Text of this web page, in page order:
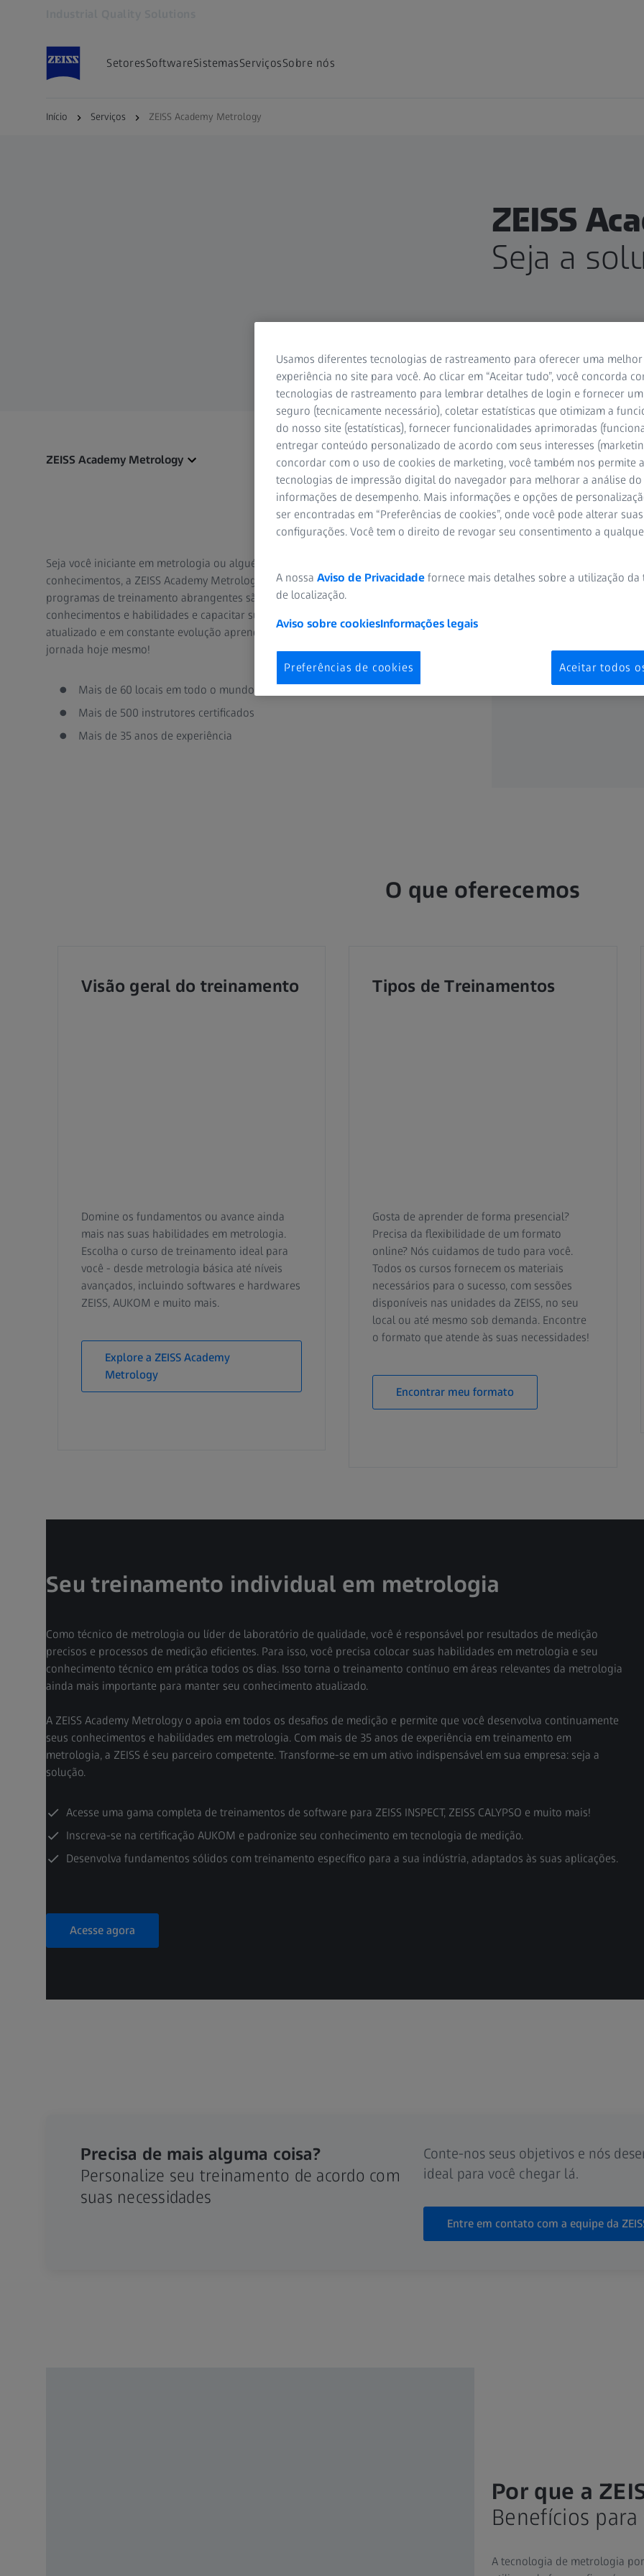
SetoresSoftwareSistemasServiçosSobre nós
Início Serviços ZEISS Academy Metrology
ZEISS
Seja a
ZEISS Academy Metrology
Seja você iniciante em metrologia ou alguém que busca aprofundar seus
conhecimentos, a ZEISS Academy Metrology está aqui para apoiar você. Nossos
programas de treinamento abrangentes são desenvolvidos para reduzir lacunas de
conhecimentos e habilidades e capacitar sua equipe de forma eficaz. Mantenha-se
atualizado e em constante evolução aprendendo com os melhores. Comece sua
jornada hoje mesmo!
Mais de 60 locais em todo o mundo
Mais de 500 instrutores certificados
Mais de 35 anos de experiência
O que oferecemos
Visão geral do treinamento
Domine os fundamentos ou avance ainda
mais nas suas habilidades em metrologia.
Escolha o curso de treinamento ideal para
você - desde metrologia básica até níveis
avançados, incluindo softwares e hardwares
ZEISS, AUKOM e muito mais.
Explore a ZEISS Academy
Metrology
Tipos de Treinamentos
Gosta de aprender de forma presencial?
Precisa da flexibilidade de um formato
online? Nós cuidamos de tudo para você.
Todos os cursos fornecem os materiais
necessários para o sucesso, com sessões
disponíveis nas unidades da ZEISS, no seu
local ou até mesmo sob demanda. Encontre
o formato que atende às suas necessidades!
Encontrar meu formato
Seu treinamento individual em metrologia
Como técnico de metrologia ou líder de laboratório de qualidade, você é responsável por resultados de medição
precisos e processos de medição eficientes. Para isso, você precisa colocar suas habilidades em metrologia e seu
conhecimento técnico em prática todos os dias. Isso torna o treinamento contínuo em áreas relevantes da metrologia
ainda mais importante para manter seu conhecimento atualizado.
A ZEISS Academy Metrology o apoia em todos os desafios de medição e permite que você desenvolva continuamente
seus conhecimentos e habilidades em metrologia. Com mais de 35 anos de experiência em treinamento em
metrologia, a ZEISS é seu parceiro competente. Transforme-se em um ativo indispensável em sua empresa: seja a
solução.
Acesse uma gama completa de treinamentos de software para ZEISS INSPECT, ZEISS CALYPSO e muito mais!
Inscreva-se na certificação AUKOM e padronize seu conhecimento em tecnologia de medição.
Desenvolva fundamentos sólidos com treinamento específico para a sua indústria, adaptados às suas aplicações.
Acesse agora
Precisa de mais alguma coisa?
Personalize seu treinamento de acordo com
suas necessidades
Conte-nos seus objetivos e nós
ideal para você chegar lá.
Entre em contato com a equipe da
Por que a
Benefícios
A tecnologia de metrologia
Usamos diferentes tecnologias de rastreamento para oferecer uma melhor
experiência no site para você. Ao clicar em “Aceitar tudo”, você concorda
tecnologias de rastreamento para lembrar detalhes de login e fornecer
seguro (tecnicamente necessário), coletar estatísticas que otimizam a
do nosso site (estatísticas), fornecer funcionalidades aprimoradas
entregar conteúdo personalizado de acordo com seus interesses
concordar com o uso de cookies de marketing, você também nos permite
tecnologias de impressão digital do navegador para melhorar a análise do
informações de desempenho. Mais informações e opções de
ser encontradas em “Preferências de cookies”, onde você pode alterar suas
configurações. Você tem o direito de revogar seu consentimento a
A nossa Aviso de Privacidade fornece mais detalhes sobre a utilização da
de localização.
Aviso sobre cookiesInformações legais
Preferências de cookies Aceitar todos